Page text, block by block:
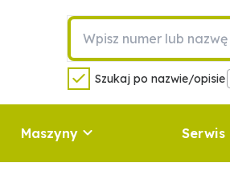
Szukaj po nazwie/opisie
Maszyny Serwis